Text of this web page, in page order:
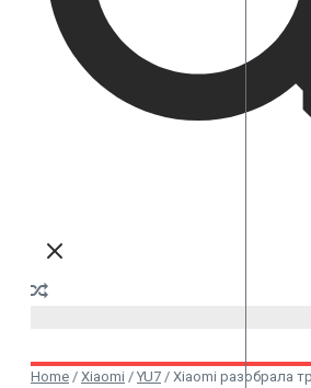
Home / Xiaomi / YU7 / Xiaomi разобрала